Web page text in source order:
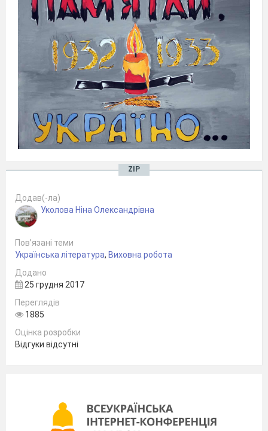
ZIP
Додав(-ла)
Уколова Ніна Олександрівна
Пов’язані теми
Українська література, Виховна робота
Додано
25 грудня 2017
Переглядів
1885
Оцінка розробки
Відгуки відсутні